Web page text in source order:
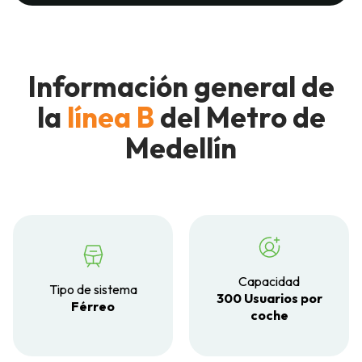
Información general de
la línea B del Metro de
Medellín
Tipo de sistema
Férreo
Capacidad
300 Usuarios por
coche